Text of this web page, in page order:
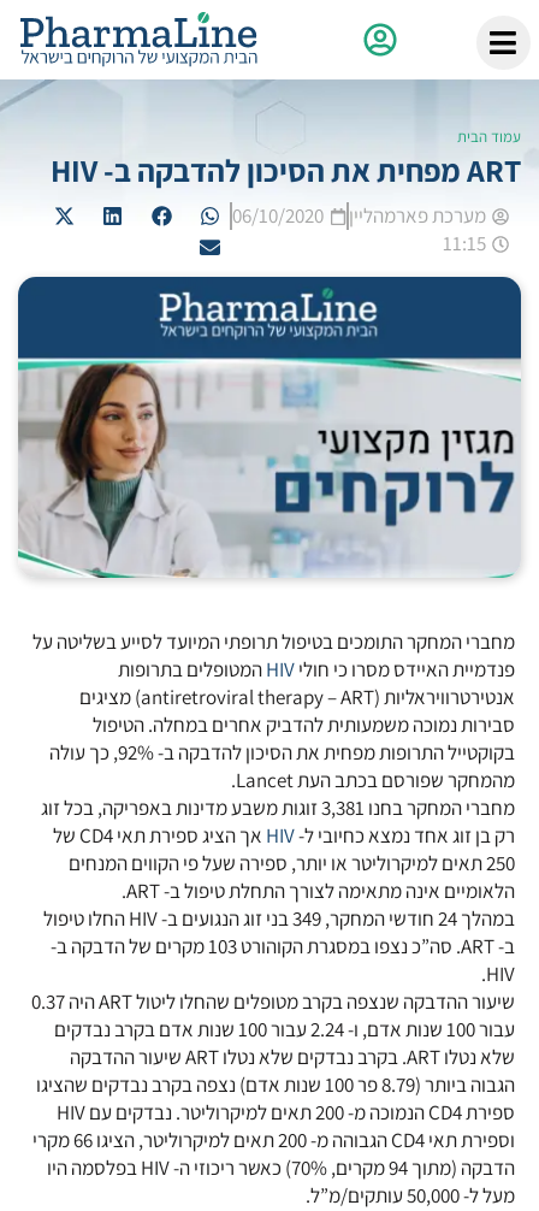
עמוד הבית
ART מפחית את הסיכון להדבקה ב- HIV
מערכת פארמהליין
06/10/2020
11:15
מחברי המחקר התומכים בטיפול תרופתי המיועד לסייע בשליטה על
פנדמיית האיידס מסרו כי חוליHIVהמטופלים בתרופות
אנטירטרוויראליות (antiretroviral therapy – ART) מציגים
סבירות נמוכה משמעותית להדביק אחרים במחלה. הטיפול
בקוקטייל התרופות מפחית את הסיכון להדבקה ב- 92%, כך עולה
מהמחקר שפורסם בכתב העת Lancet.
מחברי המחקר בחנו 3,381 זוגות משבע מדינות באפריקה, בכל זוג
רק בן זוג אחד נמצא כחיובי ל-HIV
אך הציג ספירת תאי CD4 של
250 תאים למיקרוליטר או יותר, ספירה שעל פי הקווים המנחים
הלאומיים אינה מתאימה לצורך התחלת טיפול ב- ART.
במהלך 24 חודשי המחקר, 349 בני זוג הנגועים ב- HIV החלו טיפול
ב- ART. סה”כ נצפו במסגרת הקוהורט 103 מקרים של הדבקה ב-
HIV.
שיעור ההדבקה שנצפה בקרב מטופלים שהחלו ליטול ART היה 0.37
עבור 100 שנות אדם, ו- 2.24 עבור 100 שנות אדם בקרב נבדקים
שלא נטלו ART. בקרב נבדקים שלא נטלו ART שיעור ההדבקה
הגבוה ביותר (8.79 פר 100 שנות אדם) נצפה בקרב נבדקים שהציגו
ספירת CD4 הנמוכה מ- 200 תאים למיקרוליטר. נבדקים עם HIV
וספירת תאי CD4 הגבוהה מ- 200 תאים למיקרוליטר, הציגו 66 מקרי
הדבקה (מתוך 94 מקרים, 70%) כאשר ריכוזי ה- HIV בפלסמה היו
מעל ל- 50,000 עותקים/מ”ל.